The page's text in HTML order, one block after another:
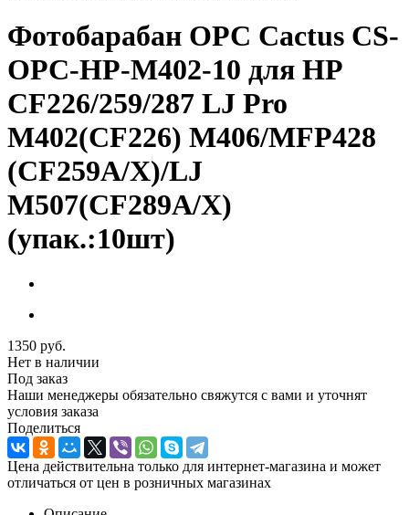
Фотобарабан OPC Cactus CS-
OPC-HP-M402-10 для HP
CF226/259/287 LJ Pro
M402(CF226) M406/MFP428
(CF259A/X)/LJ
M507(CF289A/X)
(упак.:10шт)
1350 руб.
Нет в наличии
Под заказ
Наши менеджеры обязательно свяжутся с вами и уточнят
условия заказа
Поделиться
Цена действительна только для интернет-магазина и может
отличаться от цен в розничных магазинах